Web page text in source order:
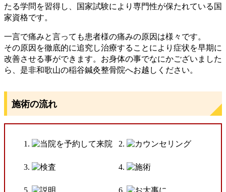
★★★★★
勉強会でご一緒させて頂いたご縁で施設見学をさ
せて頂きました。
続きを読む
普段から定期的に通っていて、特殊な機械で体の
た。
たる学問を習得し、国家試験により専門性が保たれている国
家資格です。
一言で痛みと言っても患者様の痛みの原因は様々です。
その原因を徹底的に追究し治療することにより症状を早期に
改善させる事ができます。お身体の事でなにかございました
ら、是非和歌山の稲谷鍼灸整骨院へお越しください。
施術の流れ